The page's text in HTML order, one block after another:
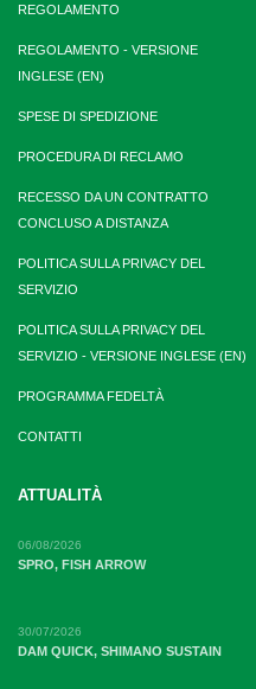
REGOLAMENTO
REGOLAMENTO - VERSIONE
INGLESE (EN)
SPESE DI SPEDIZIONE
PROCEDURA DI RECLAMO
RECESSO DA UN CONTRATTO
CONCLUSO A DISTANZA
POLITICA SULLA PRIVACY DEL
SERVIZIO
POLITICA SULLA PRIVACY DEL
SERVIZIO - VERSIONE INGLESE (EN)
PROGRAMMA FEDELTÀ
CONTATTI
ATTUALITÀ
06/08/2026
SPRO, FISH ARROW
30/07/2026
DAM QUICK, SHIMANO SUSTAIN